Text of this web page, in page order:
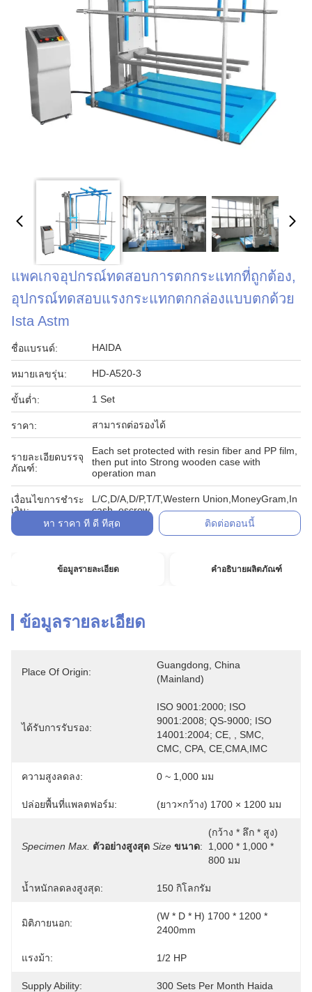
แพคเกจอุปกรณ์ทดสอบการตกกระแทกที่ถูกต้อง,
อุปกรณ์ทดสอบแรงกระแทกตกกล่องแบบตกด้วย
Ista Astm
ชื่อแบรนด์: HAIDA
หมายเลขรุ่น: HD-A520-3
ขั้นต่ำ: 1 Set
ราคา: สามารถต่อรองได้
รายละเอียดบรรจุ
ภัณฑ์:
Each set protected with resin fiber and PP film,
then put into Strong wooden case with
operation man
เงื่อนไขการชำระ
เงิน:
L/C,D/A,D/P,T/T,Western Union,MoneyGram,In
cash, escrow
หา ราคา ที่ ดี ที่สุด
ติดต่อตอนนี้
ข้อมูลรายละเอียด คำอธิบายผลิตภัณฑ์
ข้อมูลรายละเอียด
Place Of Origin:
Guangdong, China
(Mainland)
ได้รับการรับรอง:
ISO 9001:2000; ISO
9001:2008; QS-9000; ISO
14001:2004; CE, , SMC,
CMC, CPA, CE,CMA,IMC
ความสูงลดลง: 0 ~ 1,000 มม
ปล่อยพื้นที่แพลตฟอร์ม: (ยาว×กว้าง) 1700 × 1200 มม
Specimen Max. ตัวอย่างสูงสุด Size ขนาด:
(กว้าง * ลึก * สูง)
1,000 * 1,000 *
800 มม
น้ำหนักลดลงสูงสุด: 150 กิโลกรัม
มิติภายนอก:
(W * D * H) 1700 * 1200 *
2400mm
แรงม้า: 1/2 HP
Supply Ability: 300 Sets Per Month Haida